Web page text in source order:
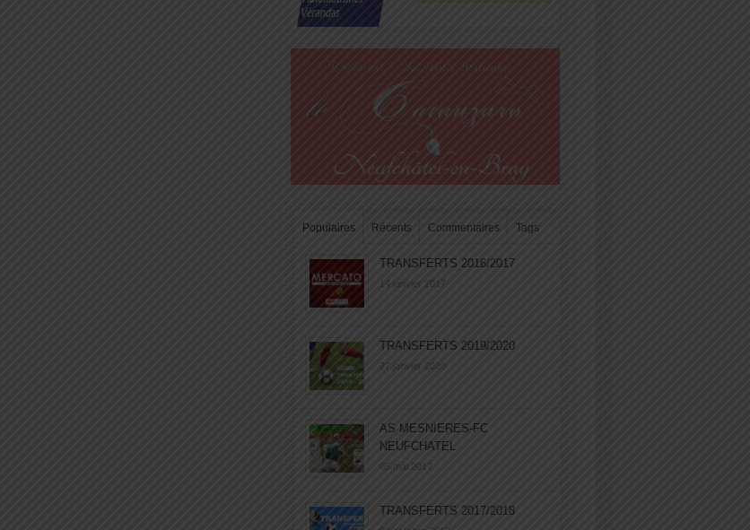
Populaires Récents Commentaires Tags
TRANSFERTS 2016/2017
14 janvier 2017
TRANSFERTS 2019/2020
27 janvier 2020
AS MESNIERES-FC
NEUFCHATEL
05 mai 2017
TRANSFERTS 2017/2018